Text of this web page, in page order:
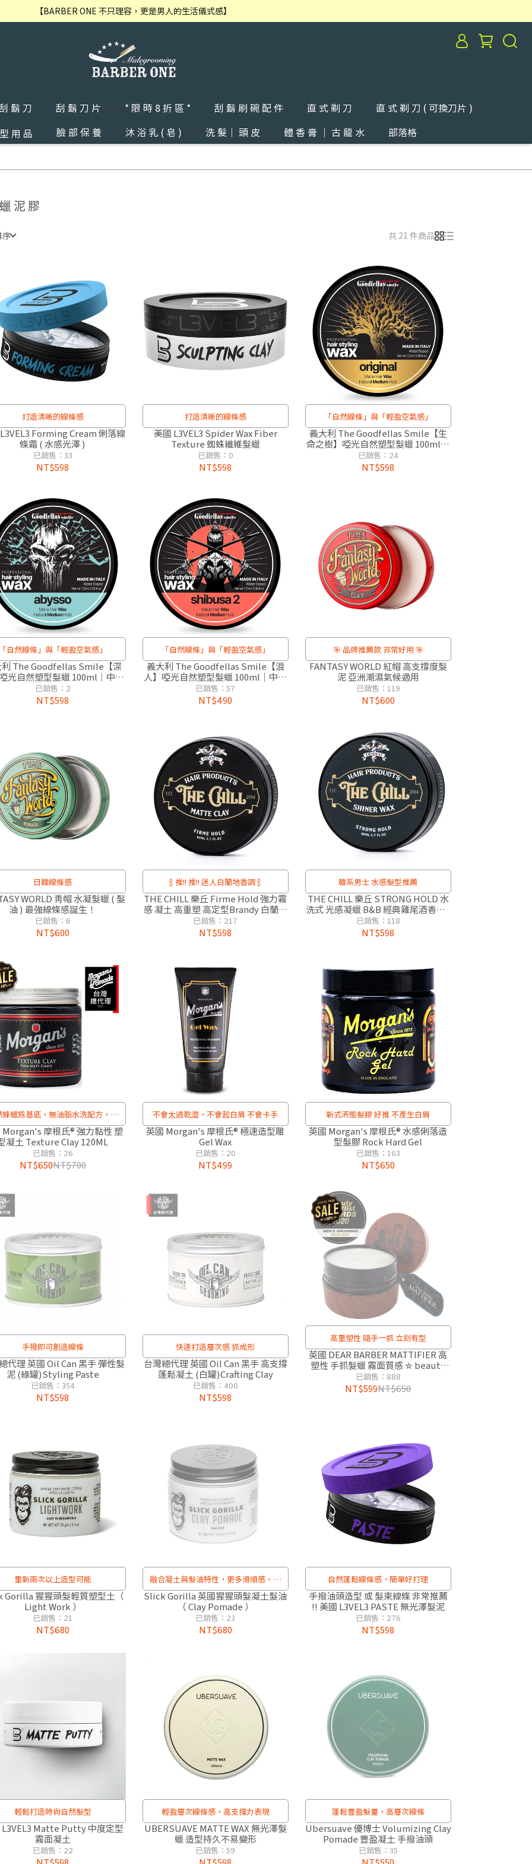
【BARBER ONE 不只理容，更是男人的生活儀式感】
鬍 刀 刮 鬍 刀 片 * 限 時 8 折 區 * 刮 鬍 刷 碗 配 件 直 式 剃 刀
直 式 剃 刀 ( 可換刀片 )
用 品
臉 部 保 養 沐 浴 乳 ( 皂 ) 洗 髮｜ 頭 皮 體 香 膏 ｜ 古 龍 水 部落格
泥 膠
序 共 21 件商品
打造清晰的線條感
Forming Cream 俐落線
條霜 ( 水感光澤 )
已銷售：33
NT$598
打造清晰的線條感
美國 L3VEL3 Spider Wax Fiber
Texture 蜘蛛纖維髮蠟
已銷售：0
NT$598
「自然線條」與「輕盈空氣感」
義大利 The Goodfellas Smile【生
命之樹】啞光自然塑型髮蠟 100ml｜
中度定型/水洗配方/抗悶熱蓬鬆線條
（ 紳士木質調）
已銷售：24
NT$598
自然線條」與「輕盈空氣感」
The Goodfellas Smile【深
光自然塑型髮蠟 100ml｜中度
洗配方/抗悶熱蓬鬆線條（ 冷
泉麝香 ）
已銷售：2
NT$598
「自然線條」與「輕盈空氣感」
義大利 The Goodfellas Smile【浪
人】啞光自然塑型髮蠟 100ml｜中度
定型/水洗配方/抗悶熱蓬鬆線條（ 麝
香雪松 ）
已銷售：57
NT$490
🎯 品牌推薦款 非常好用 🎯
FANTASY WORLD 紅帽 高支撐度髮
泥 亞洲潮濕氣候適用
已銷售：119
NT$600
日韓線條感
WORLD 青帽 水凝髮蠟 ( 髮
油 ) 最強線條感誕生！
已銷售：6
NT$600
🍾 推!! 推!! 迷人白蘭地香調 🍾
THE CHILL 樂丘 Firme Hold 強力霧
感 凝土 高重塑 高定型Brandy 白蘭地
香調 ( 雙層蓋設計 味道效果 不易變質
)
已銷售：217
NT$598
韓系男士 水感髮型推薦
THE CHILL 樂丘 STRONG HOLD 水
洗式 光感凝蠟 B&B 經典雞尾酒香調 (
雙層蓋設計 味道效果 不易變質 )
已銷售：118
NT$598
蜂蠟為基底，無油脂水洗配方，清
洗容易、不油膩
Morgan's 摩根氏® 強力黏性 塑
凝土 Texture Clay 120ML
已銷售：26
NT$650NT$700
不會太過乾澀，不會起白屑 不會卡手
英國 Morgan's 摩根氏® 極速造型雕
Gel Wax
已銷售：20
NT$499
新式液態髮膠 好推 不產生白屑
英國 Morgan's 摩根氏® 水感俐落造
型髮膠 Rock Hard Gel
已銷售：163
NT$650
手撥即可創造線條
代理 英國 Oil Can 黑手 彈性髮
泥 (綠罐)Styling Paste
已銷售：354
NT$598
快速打造層次感 抓成形
台灣總代理 英國 Oil Can 黑手 高支撐
蓬鬆凝土 (白罐)Crafting Clay
已銷售：400
NT$598
高重塑性 隨手一抓 立刻有型
英國 DEAR BARBER MATTIFIER 高
塑性 手抓髮蠟 霧面質感 ✮ beauty
shortlist award 2020 大獎 ✮
已銷售：888
NT$599NT$650
重新兩次以上造型可能
Gorilla 猩猩頭髮輕質塑型土（
Light Work ）
已銷售：21
NT$680
融合凝土與髮油特性，更多滑順感、略
帶光澤的強力髮型定型。
Slick Gorilla 英國猩猩頭髮凝土髮油
（ Clay Pomade ）
已銷售：23
NT$680
自然蓬鬆線條感，簡單好打理
手撥油頭造型 或 髮束線條 非常推薦
!! 美國 L3VEL3 PASTE 無光澤髮泥
已銷售：276
NT$598
輕鬆打造時尚自然髮型
L3VEL3 Matte Putty 中度定型
霧面凝土
已銷售：22
輕盈層次線條感，高支撐力表現
UBERSUAVE MATTE WAX 無光澤髮
蠟 造型持久不易變形
已銷售：59
蓬鬆豐盈髮量，高層次線條
Ubersuave 優博士 Volumizing Clay
Pomade 豐盈凝土 手撥油頭
已銷售：35